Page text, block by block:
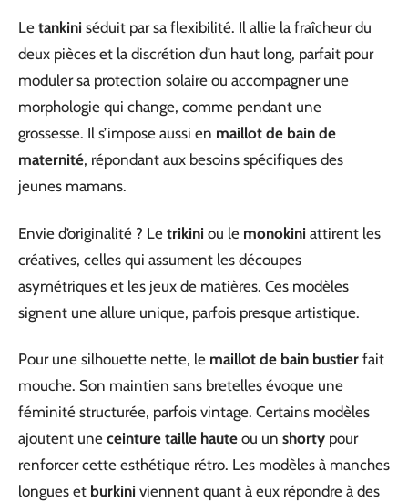
Le tankini séduit par sa flexibilité. Il allie la fraîcheur du
deux pièces et la discrétion d’un haut long, parfait pour
moduler sa protection solaire ou accompagner une
morphologie qui change, comme pendant une
grossesse. Il s’impose aussi en maillot de bain de
maternité, répondant aux besoins spécifiques des
jeunes mamans.
Envie d’originalité ? Le trikini ou le monokini attirent les
créatives, celles qui assument les découpes
asymétriques et les jeux de matières. Ces modèles
signent une allure unique, parfois presque artistique.
Pour une silhouette nette, le maillot de bain bustier fait
mouche. Son maintien sans bretelles évoque une
féminité structurée, parfois vintage. Certains modèles
ajoutent une ceinture taille haute ou un shorty pour
renforcer cette esthétique rétro. Les modèles à manches
longues et burkini viennent quant à eux répondre à des